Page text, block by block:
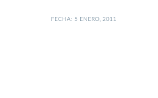
FECHA: 5 ENERO, 2011